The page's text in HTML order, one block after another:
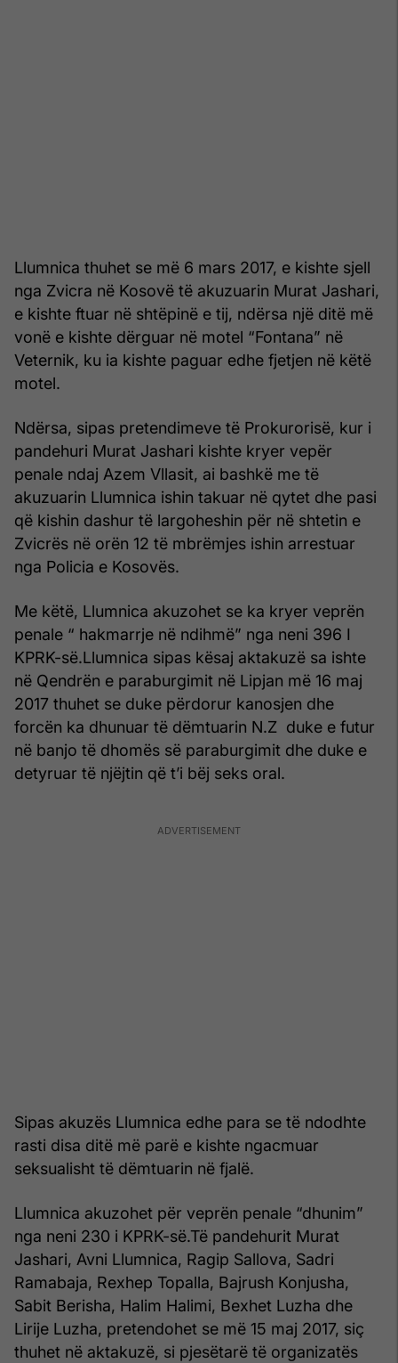
Llumnica thuhet se më 6 mars 2017, e kishte sjell
nga Zvicra në Kosovë të akuzuarin Murat Jashari,
e kishte ftuar në shtëpinë e tij, ndërsa një ditë më
vonë e kishte dërguar në motel “Fontana” në
Veternik, ku ia kishte paguar edhe fjetjen në këtë
motel.
Ndërsa, sipas pretendimeve të Prokurorisë, kur i
pandehuri Murat Jashari kishte kryer vepër
penale ndaj Azem Vllasit, ai bashkë me të
akuzuarin Llumnica ishin takuar në qytet dhe pasi
që kishin dashur të largoheshin për në shtetin e
Zvicrës në orën 12 të mbrëmjes ishin arrestuar
nga Policia e Kosovës.
Me këtë, Llumnica akuzohet se ka kryer veprën
penale “ hakmarrje në ndihmë” nga neni 396 I
KPRK-së.Llumnica sipas kësaj aktakuzë sa ishte
në Qendrën e paraburgimit në Lipjan më 16 maj
2017 thuhet se duke përdorur kanosjen dhe
forcën ka dhunuar të dëmtuarin N.Z duke e futur
në banjo të dhomës së paraburgimit dhe duke e
detyruar të njëjtin që t’i bëj seks oral.
Sipas akuzës Llumnica edhe para se të ndodhte
rasti disa ditë më parë e kishte ngacmuar
seksualisht të dëmtuarin në fjalë.
Llumnica akuzohet për veprën penale “dhunim”
nga neni 230 i KPRK-së.Të pandehurit Murat
Jashari, Avni Llumnica, Ragip Sallova, Sadri
Ramabaja, Rexhep Topalla, Bajrush Konjusha,
Sabit Berisha, Halim Halimi, Bexhet Luzha dhe
Lirije Luzha, pretendohet se më 15 maj 2017, siç
thuhet në aktakuzë, si pjesëtarë të organizatës